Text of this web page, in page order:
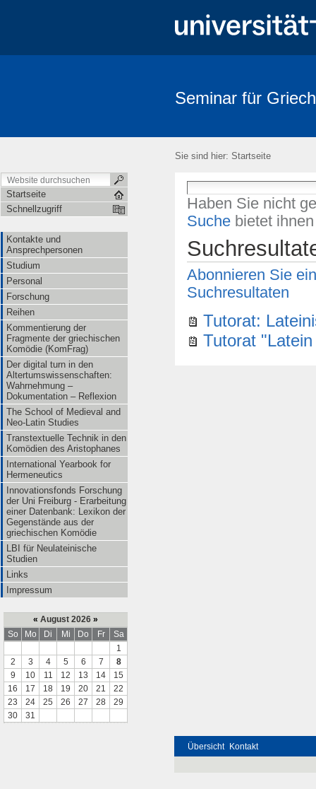
Seminar für
Sie sind hier: Startseite
Startseite
Schnellzugriff
Kontakte und
Ansprechpersonen
Studium
Personal
Forschung
Reihen
Kommentierung der
Fragmente der griechischen
Komödie (KomFrag)
Der digital turn in den
Altertumswissenschaften:
Wahrnehmung –
Dokumentation – Reflexion
The School of Medieval and
Neo-Latin Studies
Transtextuelle Technik in den
Komödien des Aristophanes
International Yearbook for
Hermeneutics
Innovationsfonds Forschung
der Uni Freiburg - Erarbeitung
einer Datenbank: Lexikon der
Gegenstände aus der
griechischen Komödie
LBI für Neulateinische
Studien
Links
Impressum
« August 2026 »
So
Mo Di Mi Do Fr
Sa
1
2
3 4 5 6 7
8
9
10 11 12 13 14
15
16
17 18 19 20 21
22
23
24 25 26 27 28
29
30
31
Haben Sie nicht
Suche bietet
Abonnieren Sie
Suchresultaten
Tutorat:
Tutorat
Übersicht Kontakt